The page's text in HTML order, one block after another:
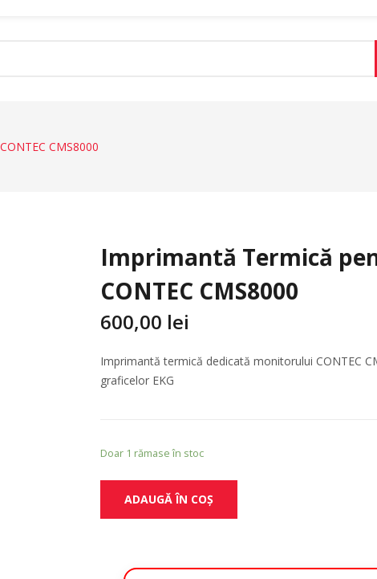
CMS8000
Imprimantă Termică
CONTEC CMS8000
600,00 lei
Imprimantă termică dedicată monitorului CONTEC
graficelor EKG
Doar 1 rămase în stoc
ADAUGĂ ÎN COȘ